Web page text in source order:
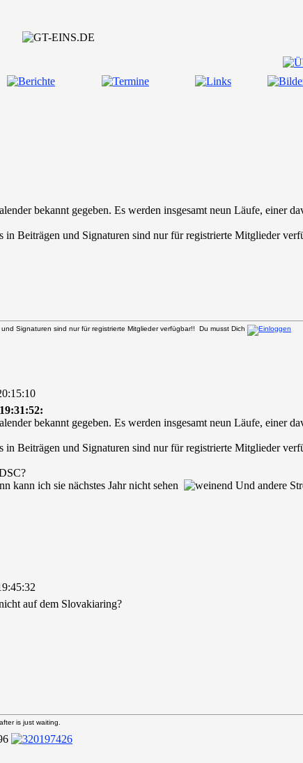
bekannt gegeben. Es werden insgesamt neun Läufe, einer
in Beiträgen und Signaturen sind nur für registrierte Mitglieder
Signaturen sind nur für registrierte Mitglieder verfügbar!! Du musst Dich
bekannt gegeben. Es werden insgesamt neun Läufe, einer
in Beiträgen und Signaturen sind nur für registrierte Mitglieder
kann ich sie nächstes Jahr nicht sehen
Und andere
auf dem Slovakiaring?
is just waiting.